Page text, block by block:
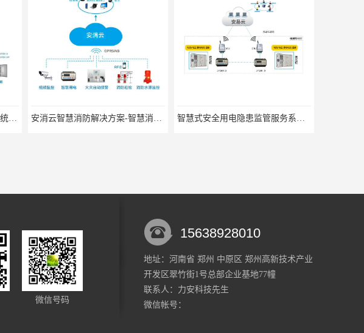
安消云智慧消防解决方案-智慧消防物联网解决方案 智慧式安全用电隐患监管服务系统_智慧用电设备
微信号码
15638928010
地址：河南省 郑州 中原区 郑州高新技术产业
开发区翠竹街1号总部企业基地77幢
联系人：力安科技先生
微信帐号：